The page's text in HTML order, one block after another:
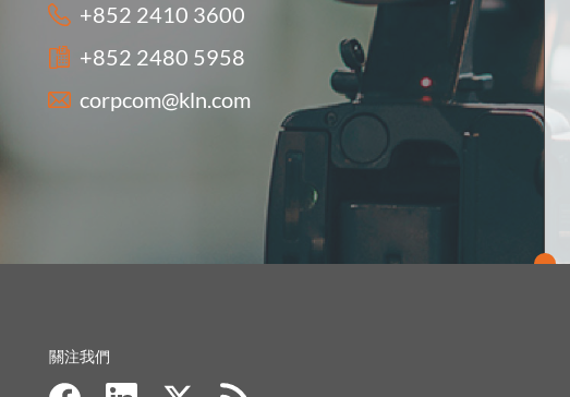
+852 2410 3600
+852 2480 5958
corpcom@kln.com
關注我們